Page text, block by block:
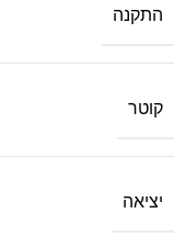
התקנה
קוטר
יציאה